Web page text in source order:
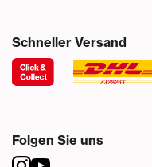
Schneller Versand
Folgen Sie uns